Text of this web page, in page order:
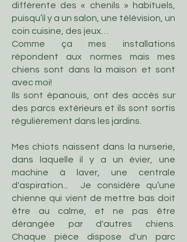
différente des « chenils » habituels,
puisqu’il y a un salon, une télévision, un
coin cuisine, des jeux…
Comme ça mes installations
répondent aux normes mais mes
chiens sont dans la maison et sont
avec moi!
Ils sont épanouis, ont des accès sur
des parcs extérieurs et ils sont sortis
régulièrement dans les jardins.
Mes chiots naissent dans la nurserie,
dans laquelle il y a un évier, une
machine à laver, une centrale
d'aspiration... Je considère qu’une
chienne qui vient de mettre bas doit
être au calme, et ne pas être
dérangée par d'autres chiens.
Chaque pièce dispose d'un parc